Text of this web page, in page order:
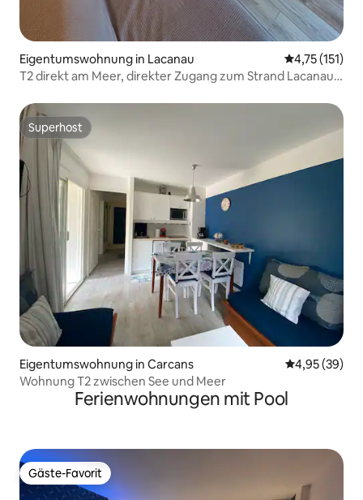
Eigentumswohnung in Lacanau
4,75 (151)
T2 direkt am Meer, direkter Zugang zum Strand Lacanau
Superhost
Superhost
Eigentumswohnung in Carcans
4,95 (39)
Wohnung T2 zwischen See und Meer
Ferienwohnungen mit Pool
Gäste-Favorit
Gäste-Favorit